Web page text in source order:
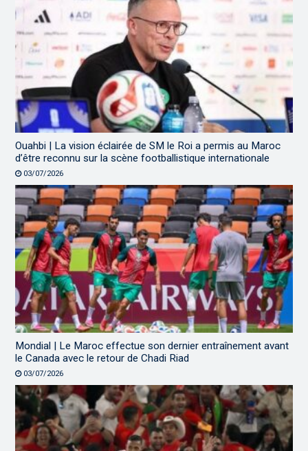
Ouahbi | La vision éclairée de SM le Roi a permis au Maroc
d’être reconnu sur la scène footballistique internationale
03/07/2026
Mondial | Le Maroc effectue son dernier entraînement avant
le Canada avec le retour de Chadi Riad
03/07/2026